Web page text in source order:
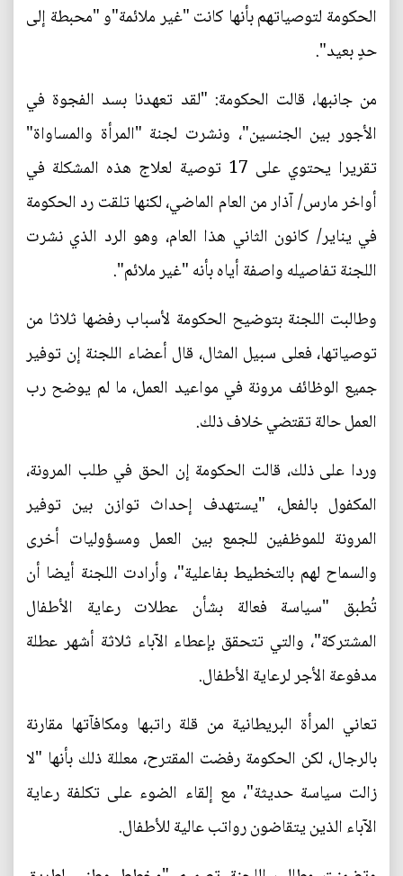
الحكومة لتوصياتهم بأنها كانت "غير ملائمة"و "محبطة إلى
حدٍ بعيد".
من جانبها، قالت الحكومة: "لقد تعهدنا بسد الفجوة في
الأجور بين الجنسين"، ونشرت لجنة "المرأة والمساواة"
تقريرا يحتوي على 17 توصية لعلاج هذه المشكلة في
أواخر مارس/ آذار من العام الماضي، لكنها تلقت رد الحكومة
في يناير/ كانون الثاني هذا العام، وهو الرد الذي نشرت
اللجنة تفاصيله واصفة أياه بأنه "غير ملائم".
وطالبت اللجنة بتوضيح الحكومة لأسباب رفضها ثلاثا من
توصياتها، فعلى سبيل المثال، قال أعضاء اللجنة إن توفير
جميع الوظائف مرونة في مواعيد العمل، ما لم يوضح رب
العمل حالة تقتضي خلاف ذلك.
وردا على ذلك، قالت الحكومة إن الحق في طلب المرونة،
المكفول بالفعل، "يستهدف إحداث توازن بين توفير
المرونة للموظفين للجمع بين العمل ومسؤوليات أخرى
والسماح لهم بالتخطيط بفاعلية"، وأرادت اللجنة أيضا أن
تُطبق "سياسة فعالة بشأن عطلات رعاية الأطفال
المشتركة"، والتي تتحقق بإعطاء الآباء ثلاثة أشهر عطلة
مدفوعة الأجر لرعاية الأطفال.
تعاني المرأة البريطانية من قلة راتبها ومكافآتها مقارنة
بالرجال، لكن الحكومة رفضت المقترح، معللة ذلك بأنها "لا
زالت سياسة حديثة"، مع إلقاء الضوء على تكلفة رعاية
الآباء الذين يتقاضون رواتب عالية للأطفال.